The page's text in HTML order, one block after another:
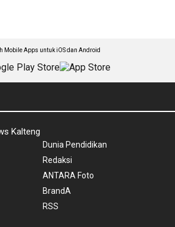
Mobile Apps untuk iOS dan Android
Kalteng
Dunia Pendidikan
Redaksi
ANTARA Foto
BrandA
RSS